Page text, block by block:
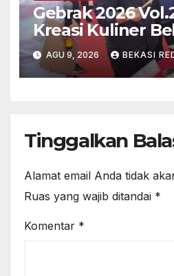
Gebrak 2026
Kreasi Kuliner
Belasan Peserta
Ikan Gabus
Internasional
AGU 9, 2026 BEKASI
Tinggalkan
Alamat email Anda tidak
Ruas yang wajib ditandai *
Komentar *